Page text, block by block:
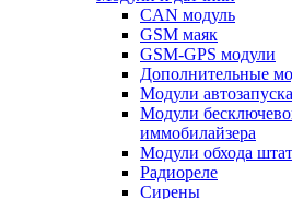
CAN модуль
GSM маяк
GSM-GPS модули
Дополнительные
Модули автозапуска
Модули
иммобилайзера
Модули обхода
Радиореле
Сирены